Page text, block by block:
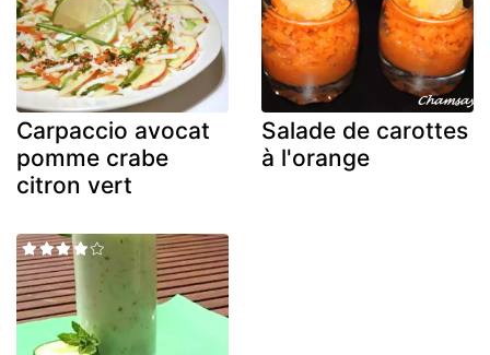
Carpaccio avocat
pomme crabe
citron vert
Salade de carottes
à l'orange